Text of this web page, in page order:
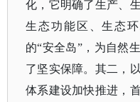
化，它明确了生产、
生态功能区、生态
的“安全岛”，为自然
了坚实保障。其二，
体系建设加快推进，